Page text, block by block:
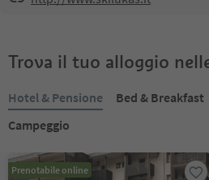
Trova il tuo alloggio
Hotel & Pensione Bed & Breakfast
Campeggio
Prenotabile online